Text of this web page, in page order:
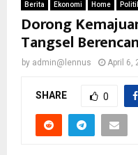
Berita Ekonomi Home
Dorong
Tangsel
by admin@lennus April 6,
SHARE 0